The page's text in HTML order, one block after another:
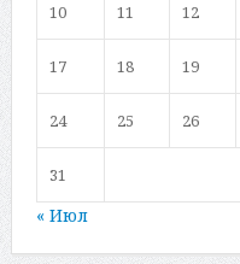
10 11 12
17 18 19
24 25 26
31
« Июл